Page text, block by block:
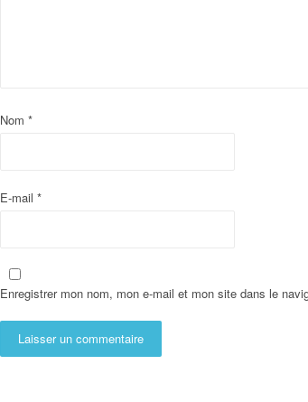
Nom *
E-mail *
Enregistrer mon nom, mon e-mail et mon site dans le